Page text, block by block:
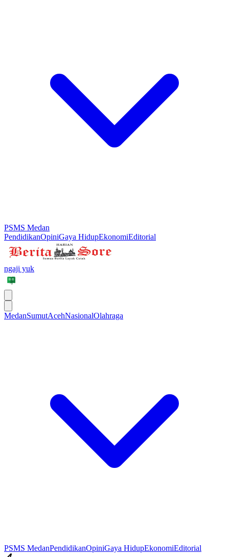
PSMS Medan
PendidikanOpiniGaya HidupEkonomiEditorial
ngaji yuk
MedanSumutAcehNasionalOlahraga
PSMS MedanPendidikanOpiniGaya HidupEkonomiEditorial